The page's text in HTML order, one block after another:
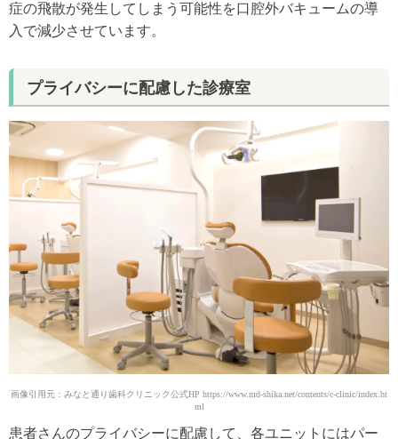
症の飛散が発生してしまう可能性を口腔外バキュームの導
入で減少させています。
プライバシーに配慮した診療室
画像引用元：みなと通り歯科クリニック公式HP https://www.md-shika.net/contents/c-clinic/index.ht
ml
患者さんのプライバシーに配慮して、各ユニットにはパー